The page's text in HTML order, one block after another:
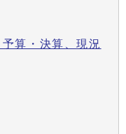
算・決算、現況